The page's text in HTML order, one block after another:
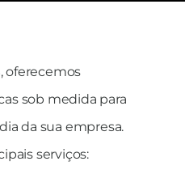
, oferecemos
sob medida para
da sua empresa.
serviços: